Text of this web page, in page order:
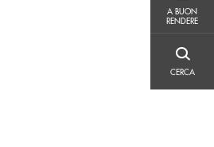
A BUON
RENDERE
CERCA